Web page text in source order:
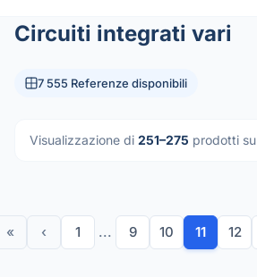
Circuiti integrati vari
7 555 Referenze disponibili
Visualizzazione di 251–275 prodotti su
« ‹ 1 ... 9 10 11 12